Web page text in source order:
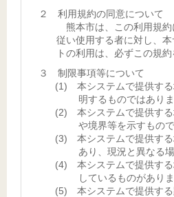
２ 利用規約の同意について
熊本市は、この利用規
従い使用する者に対し、
トの利用は、必ずこの規
３ 制限事項等について
(1) 本システムで提供する
明するものではありま
(2) 本システムで提供する
や境界等を示すもの
(3) 本システムで提供する
あり、現況と異なる
(4) 本システムで提供する
しているものがありま
(5) 本システムで提供する